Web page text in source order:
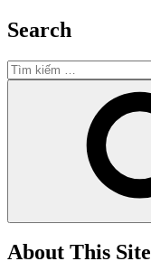
Search
Tìm
kiếm:
About This Site